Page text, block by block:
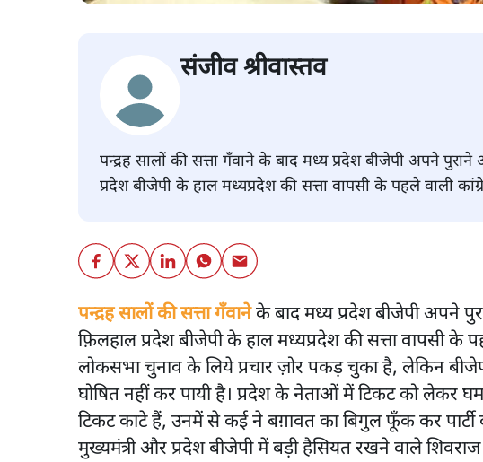
संजीव श्रीवास्तव
पन्द्रह सालों की सत्ता गँवाने के बाद मध्य प्रदेश बीजेपी अपने
प्रदेश बीजेपी के हाल मध्यप्रदेश की सत्ता वापसी के पहले वाली
पन्द्रह सालों की सत्ता गँवानेके बाद मध्य प्रदेश बीजेपी अपने
फ़िलहाल प्रदेश बीजेपी के हाल मध्यप्रदेश की सत्ता वापसी
लोकसभा चुनाव के लिये प्रचार ज़ोर पकड़ चुका है, लेकिन
घोषित नहीं कर पायी है। प्रदेश के नेताओं में टिकट को लेकर
टिकट काटे हैं, उनमें से कई ने बग़ावत का बिगुल फूँक कर
मुख्यमंत्री और प्रदेश बीजेपी में बड़ी हैसियत रखने वाले